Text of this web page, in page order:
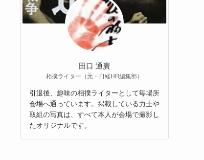
田口 通廣
相撲ライター（元・日経HR編集部）
引退後、趣味の相撲ライターとして毎場所
会場へ通っています。掲載している力士や
取組の写真は、すべて本人が会場で撮影し
たオリジナルです。